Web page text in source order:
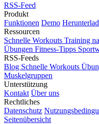
RSS-Feed
Produkt
Funktionen Demo
Ressourcen
Schnelle Workouts Training
Übungen Fitness-Tipps
RSS-Feeds
Blog Schnelle Workouts
Muskelgruppen
Unterstützung
Kontakt Über uns
Rechtliches
Datenschutz
Seitenübersicht